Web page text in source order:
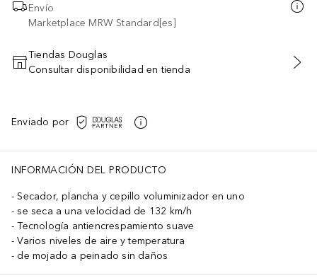
Envío
Marketplace MRW Standard[es]
AÑADIR AL CARRITO
Tiendas Douglas
Consultar disponibilidad en tienda
Enviado por
INFORMACIÓN DEL PRODUCTO
Secador, plancha y cepillo voluminizador en uno
se seca a una velocidad de 132 km/h
Tecnología antiencrespamiento suave
Varios niveles de aire y temperatura
de mojado a peinado sin daños